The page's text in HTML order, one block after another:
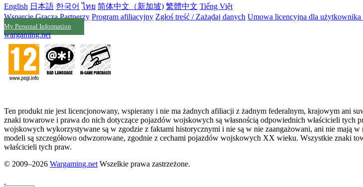
English 日本語 한국어 ไทย 简体中文（新加坡) 繁體中文 Tiếng Việt
Wsparcie Gracza Partnerzy Program afiliacyjny Zgłoś treść / Zażądaj danych Umowa licencyjna dla użytkownika
My Personal Information
wargaming.net
Ten produkt nie jest licencjonowany, wspierany i nie ma żadnych afiliacji z żadnym federalnym, krajowym ani
znaki towarowe i prawa do nich dotyczące pojazdów wojskowych są własnością odpowiednich właścicieli
wojskowych wykorzystywane są w zgodzie z faktami historycznymi i nie są w nie zaangażowani, ani nie mają
modeli są szczegółowo odwzorowane, zgodnie z cechami pojazdów wojskowych XX wieku. Wszystkie znaki
właścicieli tych praw.
© 2009–2026 Wargaming.net Wszelkie prawa zastrzeżone.